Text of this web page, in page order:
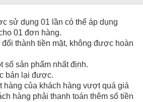
sử dụng 01 lần có thể áp dụng
01 đơn hàng.
đổi thành tiền mặt, không được hoàn
số sản phẩm nhất định.
bán lại được.
hàng của khách hàng vượt quá giá
hàng phải thanh toán thêm số tiền